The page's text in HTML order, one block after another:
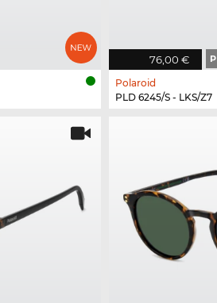
76,00 € P
Polaroid
PLD 6245/S - LKS/Z7